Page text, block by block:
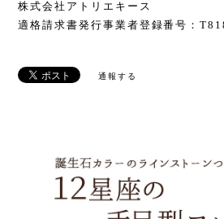
株式会社アトリエキース
適格請求書発行事業者登録番号：
通報する